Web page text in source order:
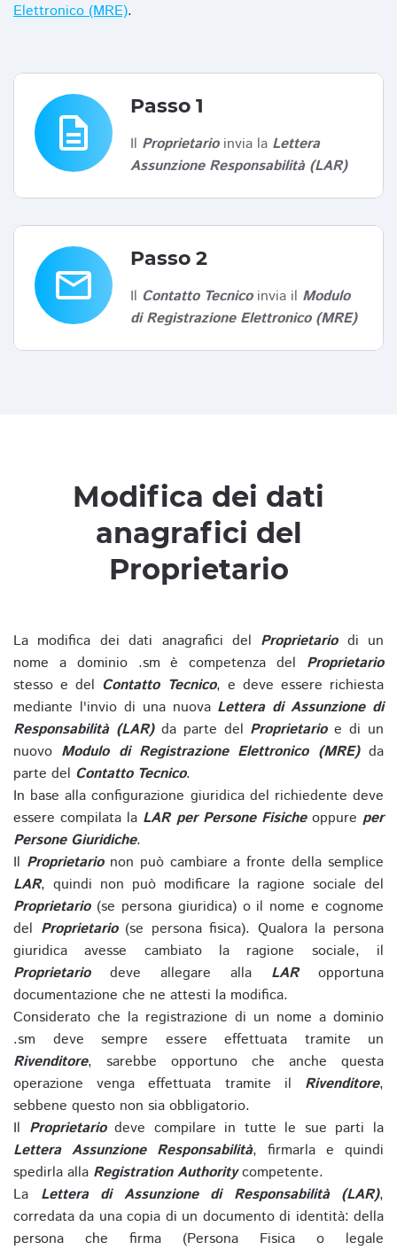
Elettronico (MRE).
description
Passo 1
Il Proprietarioinvia la Lettera
Assunzione Responsabilità (LAR)
email
Passo 2
Il Contatto Tecnicoinvia il Modulo
di Registrazione Elettronico (MRE)
Modifica dei dati
anagrafici del
Proprietario
La modifica dei dati anagrafici del Proprietariodi un
nome a dominio .sm è competenza del Proprietario
stesso e del Contatto Tecnico, e deve essere richiesta
mediante l'invio di una nuova Lettera di Assunzione di
Responsabilità (LAR)da parte del Proprietarioe di un
nuovo Modulo di Registrazione Elettronico (MRE)da
parte del Contatto Tecnico.
In base alla configurazione giuridica del richiedente deve
essere compilata la LAR per Persone Fisicheoppure per
Persone Giuridiche.
Il Proprietarionon può cambiare a fronte della semplice
LAR, quindi non può modificare la ragione sociale del
Proprietario(se persona giuridica) o il nome e cognome
del Proprietario(se persona fisica). Qualora la persona
giuridica avesse cambiato la ragione sociale, il
Proprietariodeve allegare alla LARopportuna
documentazione che ne attesti la modifica.
Considerato che la registrazione di un nome a dominio
.sm deve sempre essere effettuata tramite un
Rivenditore, sarebbe opportuno che anche questa
operazione venga effettuata tramite il Rivenditore,
sebbene questo non sia obbligatorio.
Il Proprietariodeve compilare in tutte le sue parti la
Lettera Assunzione Responsabilità, firmarla e quindi
spedirla alla Registration Authoritycompetente.
La Lettera di Assunzione di Responsabilità (LAR),
corredata da una copia di un documento di identità: della
persona che firma (Persona Fisica o legale